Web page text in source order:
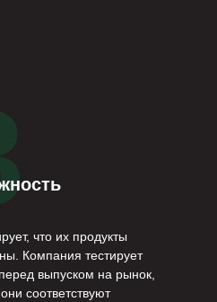
что их продукты
Компания тестирует
выпуском на рынок,
соответствуют